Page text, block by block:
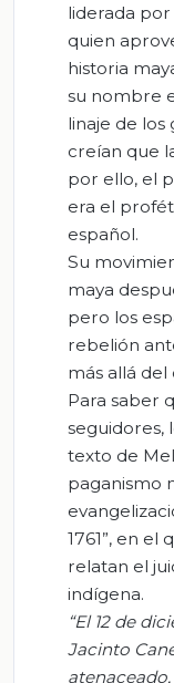
liderada
quien
historia
su nombre
linaje de los
creían que
por ello, el
era el
español.
Su
maya
pero los
rebelión
más allá
Para saber
seguidores,
texto de
paganismo
1761”, en
relatan el
indígena.
“El 12 de
Jacinto